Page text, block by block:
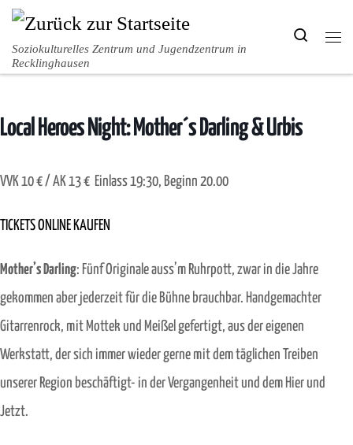
Zum Inhalt springen
Soziokulturelles Zentrum und Jugendzentrum in
Recklinghausen
Search
Local Heroes Night: Mother´s Darling & Urbis
VVK 10 € / AK 13 € Einlass 19:30, Beginn 20.00
TICKETS ONLINE KAUFEN
Mother’s Darling: Fünf Originale auss’m Ruhrpott, zwar in die Jahre
gekommen aber jederzeit für die Bühne brauchbar. Handgemachter
Gitarrenrock, mit Mottek und Meißel gefertigt, aus der eigenen
Werkstatt, der sich immer wieder gerne mit dem täglichen Treiben
unserer Region beschäftigt- in der Vergangenheit und dem Hier und
Jetzt.